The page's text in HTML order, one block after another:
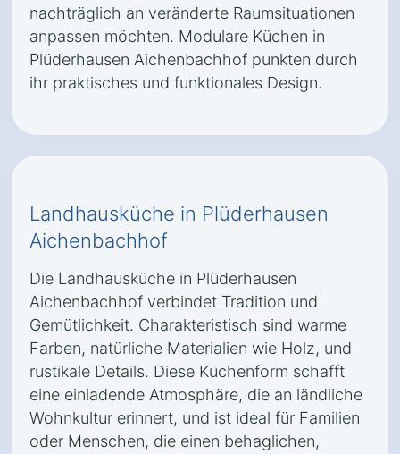
nachträglich an veränderte Raumsituationen
anpassen möchten. Modulare Küchen in
Plüderhausen Aichenbachhof punkten durch
ihr praktisches und funktionales Design.
Landhausküche in Plüderhausen
Aichenbachhof
Die Landhausküche in Plüderhausen
Aichenbachhof verbindet Tradition und
Gemütlichkeit. Charakteristisch sind warme
Farben, natürliche Materialien wie Holz, und
rustikale Details. Diese Küchenform schafft
eine einladende Atmosphäre, die an ländliche
Wohnkultur erinnert, und ist ideal für Familien
oder Menschen, die einen behaglichen,